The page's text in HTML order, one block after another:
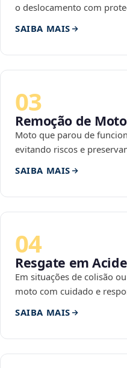
o deslocamento com
SAIBA MAIS
03
Remoção de
Moto que parou de
evitando riscos e
SAIBA MAIS
04
Resgate em
Em situações de colisão
moto com cuidado e
SAIBA MAIS